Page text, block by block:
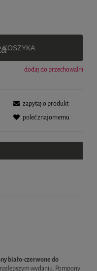
KOSZYKA
dodaj do przechowalni
zapytaj o produkt
poleć znajomemu
biało-czerwone do
wydaniu. Pompony